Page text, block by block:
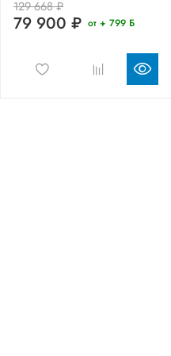
129 668 ₽
79 900 ₽ от + 799 Б